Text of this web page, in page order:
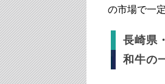
の市場で一
長崎県
和牛の